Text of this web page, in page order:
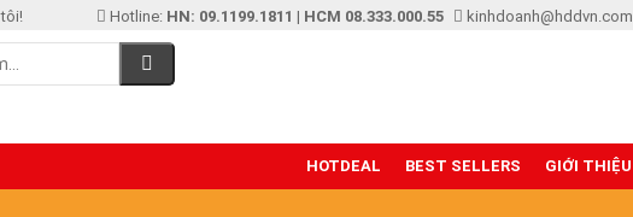
Hotline: HN: 09.1199.1811 | HCM 08.333.000.55 kinhdoanh@hddvn.com
HOTDEAL BEST SELLERS GIỚI THIỆU